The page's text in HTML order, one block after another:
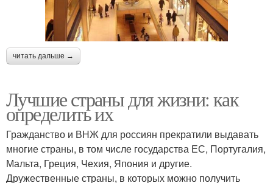
читать дальше →
Лучшие страны для жизни: как
определить их
Гражданство и ВНЖ для россиян прекратили выдавать
многие страны, в том числе государства ЕС, Португалия,
Мальта, Греция, Чехия, Япония и другие.
Дружественные страны, в которых можно получить